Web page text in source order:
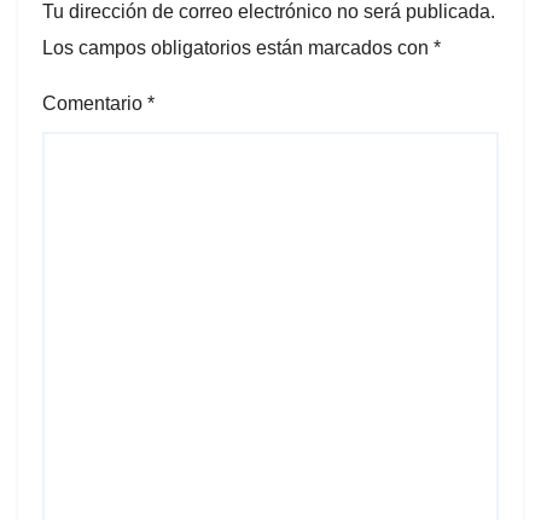
Tu dirección de correo electrónico no será publicada.
Los campos obligatorios están marcados con *
Comentario *